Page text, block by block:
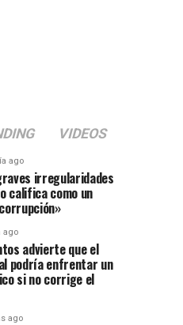
VIDEOS
ago
irregularidades
califica como un
ago
advierte que el
podría enfrentar un
si no corrige el
ago